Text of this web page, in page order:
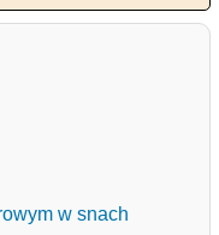
w snach